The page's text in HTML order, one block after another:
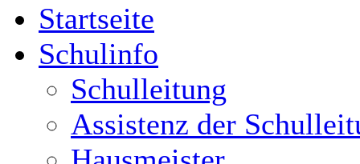
Startseite
Schulinfo
Schulleitung
Assistenz der